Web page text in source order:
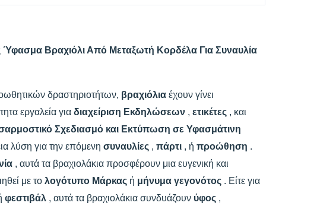
Βραχιόλι Από Μεταξωτή Κορδέλα Για Συναυλία
δραστηριοτήτων, βραχιόλια έχουν γίνει
εργαλεία για διαχείριση Εκδηλώσεων , ετικέτες , και
Σχεδιασμό και Εκτύπωση σε Υφασμάτινη
λύση για την επόμενη συναυλίες , πάρτι , ή προώθηση .
, αυτά τα βραχιολάκια προσφέρουν μια ευγενική και
με το λογότυπο Μάρκας ή μήνυμα γεγονότος . Είτε για
φεστιβάλ , αυτά τα βραχιολάκια συνδυάζουν ύφος ,